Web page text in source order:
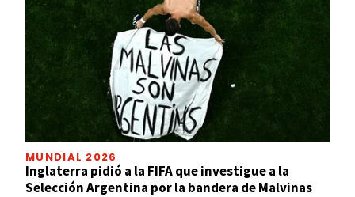
MUNDIAL 2026
Inglaterra pidió a la FIFA que investigue a la
Selección Argentina por la bandera de Malvinas